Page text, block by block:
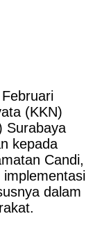
(KKN)
Surabaya
kepada
Candi,
implementasi
dalam